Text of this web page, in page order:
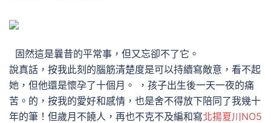
固然這是曩昔的平常事，但又忘卻不了它。
說真話，按我此刻的腦筋清楚度是可以持續寫敵意，看不起
她，但他還是懷孕了十個月。 ，孩子出生後一天一夜的痛
苦。的，按我的愛好和感情，也是舍不得放下陪同了我幾十
年的筆！但歲月不饒人，再也不克不及編和寫北揚夏川NO5